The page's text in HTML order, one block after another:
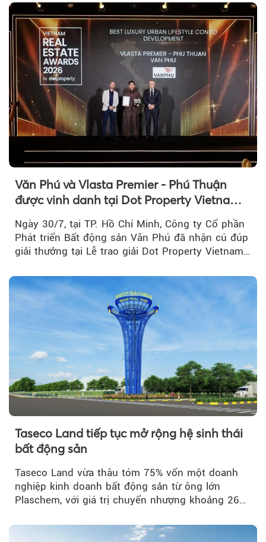
Văn Phú và Vlasta Premier - Phú Thuận
được vinh danh tại Dot Property Vietnam
Real Estate Awards 2026
Ngày 30/7, tại TP. Hồ Chí Minh, Công ty Cổ phần
Phát triển Bất động sản Văn Phú đã nhận cú đúp
giải thưởng tại Lễ trao giải Dot Property Vietnam
Taseco Land tiếp tục mở rộng hệ sinh thái
bất động sản
Taseco Land vừa thâu tóm 75% vốn một doanh
nghiệp kinh doanh bất động sản từ ông lớn
Plaschem, với giá trị chuyển nhượng khoảng 262